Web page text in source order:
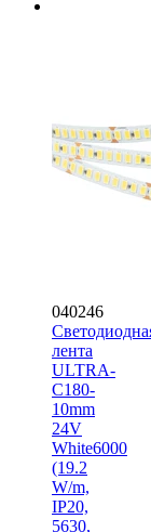
040246
лента
ULTRA-
C180-
10mm
24V
White6000
(19.2
W/m,
IP20,
5630,